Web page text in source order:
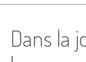
Dans la